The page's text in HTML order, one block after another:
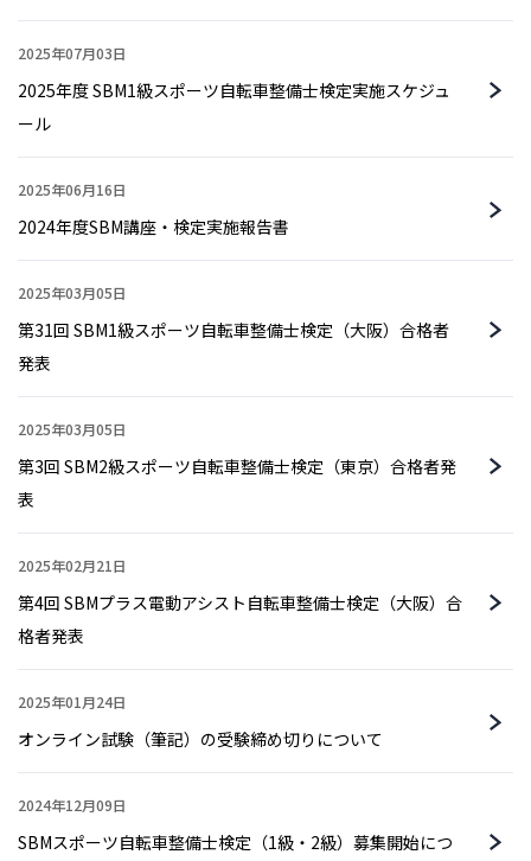
2025年07月03日
2025年度 SBM1級スポーツ自転車整備士検定実施スケジュ
ール
2025年06月16日
2024年度SBM講座・検定実施報告書
2025年03月05日
第31回 SBM1級スポーツ自転車整備士検定（大阪）合格者
発表
2025年03月05日
第3回 SBM2級スポーツ自転車整備士検定（東京）合格者発
表
2025年02月21日
第4回 SBMプラス電動アシスト自転車整備士検定（大阪）合
格者発表
2025年01月24日
オンライン試験（筆記）の受験締め切りについて
2024年12月09日
SBMスポーツ自転車整備士検定（1級・2級）募集開始につ